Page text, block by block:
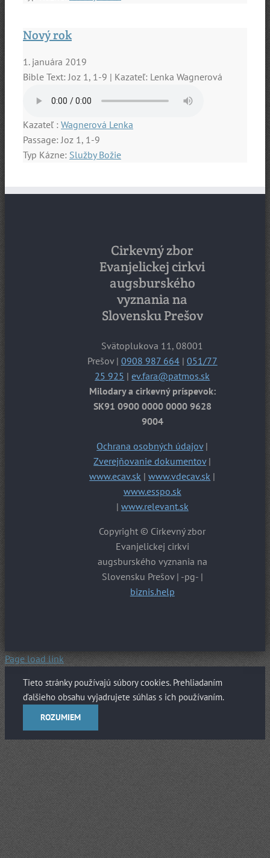
Nový rok
1. januára 2019
Bible Text: Joz 1, 1-9 | Kazateľ: Lenka Wagnerová
Kazateľ : Wagnerová Lenka
Passage: Joz 1, 1-9
Typ Kázne: Služby Božie
Cirkevný zbor
Evanjelickej cirkvi
augsburského
vyznania na
Slovensku Prešov
Svätoplukova 11, 08001
Prešov | 0908 987 664| 051/77
25 925 |ev.fara@patmos.sk
Milodary a cirkevný príspevok:
SK91 0900 0000 0000 9628
9004
Ochrana osobných údajov|
Zverejňovanie dokumentov|
www.ecav.sk |www.vdecav.sk |
www.esspo.sk
| www.relevant.sk
Copyright © Cirkevný zbor
Evanjelickej cirkvi
augsburského vyznania na
Slovensku Prešov | -pg- |
biznis.help
Page load link
Tieto stránky používajú súbory cookies. Prehliadaním
ďalšieho obsahu vyjadrujete súhlas s ich používaním.
ROZUMIEM